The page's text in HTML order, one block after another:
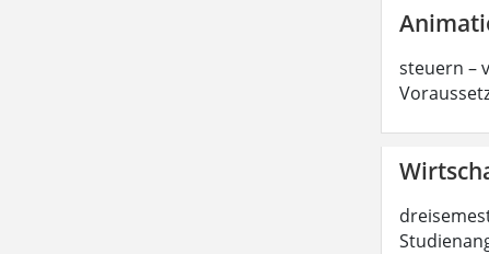
steuern –